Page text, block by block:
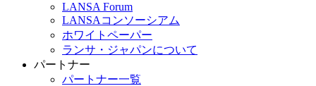
LANSA Forum
LANSAコンソーシアム
ホワイトペーパー
ランサ・ジャパンについて
パートナー
パートナー一覧